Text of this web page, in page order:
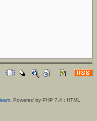
. Powered by PHP 7.4 : HTML